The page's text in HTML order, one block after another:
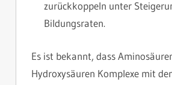
zurückkoppeln unter
Bildungsraten.
Es ist bekannt, dass
Hydroxysäuren Komplexe mit